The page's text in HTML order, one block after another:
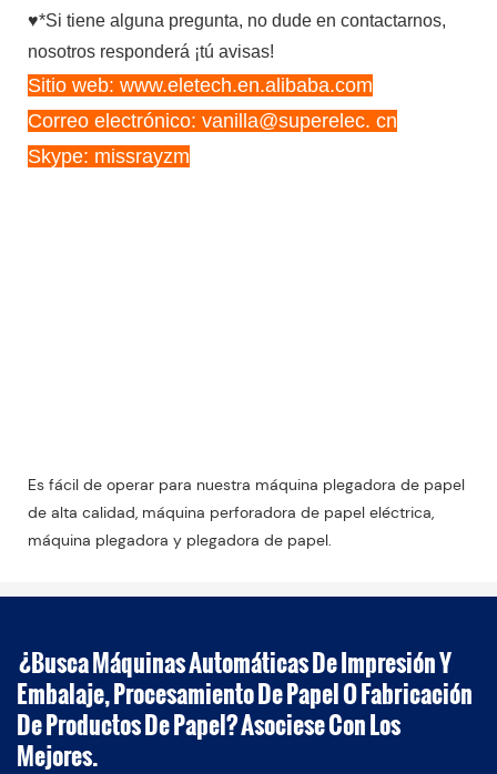
♥*Si tiene alguna pregunta, no dude en contactarnos,
nosotros responderá ¡tú avisas!
Sitio web: www.eletech.en.alibaba.com
Correo electrónico: vanilla@superelec. cn
Skype: missrayzm
Es fácil de operar para nuestra máquina plegadora de papel
de alta calidad, máquina perforadora de papel eléctrica,
máquina plegadora y plegadora de papel.
¿Busca Máquinas Automáticas De Impresión Y
Embalaje, Procesamiento De Papel O Fabricación
De Productos De Papel? Asociese Con Los
Mejores.